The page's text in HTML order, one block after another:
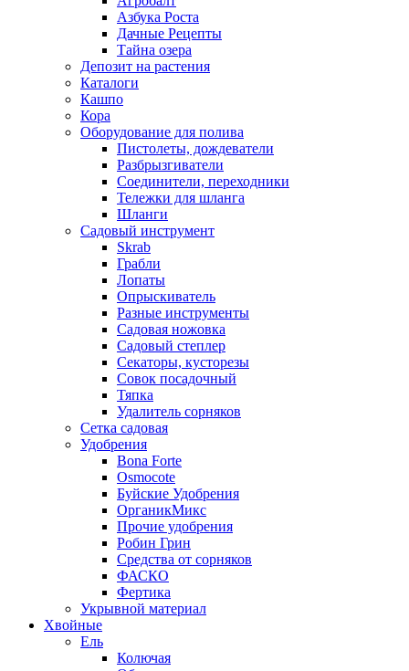
Азбука Роста
Дачные Рецепты
Тайна озера
Депозит на растения
Каталоги
Кашпо
Кора
Оборудование для полива
Пистолеты, дождеватели
Разбрызгиватели
Соединители, переходники
Тележки для шланга
Шланги
Садовый инструмент
Skrab
Грабли
Лопаты
Опрыскиватель
Разные инструменты
Садовая ножовка
Садовый степлер
Секаторы, кусторезы
Совок посадочный
Тяпка
Удалитель сорняков
Сетка садовая
Удобрения
Bona Forte
Osmocote
Буйские Удобрения
ОрганикМикс
Прочие удобрения
Робин Грин
Средства от сорняков
ФАСКО
Фертика
Укрывной материал
Хвойные
Ель
Колючая